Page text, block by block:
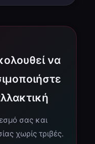
να
σας και
χωρίς τριβές.